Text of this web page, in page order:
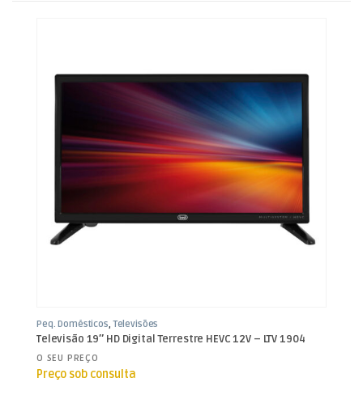
Peq. Domésticos ,Televisões
Televisão 19″ HD Digital Terrestre HEVC 12V – LTV 1904
O SEU PREÇO
Preço sob consulta